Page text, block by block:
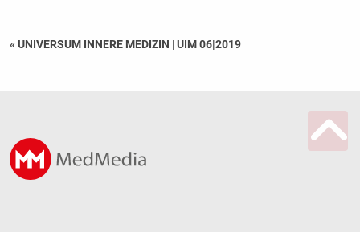
« UNIVERSUM INNERE MEDIZIN |UIM 06|2019